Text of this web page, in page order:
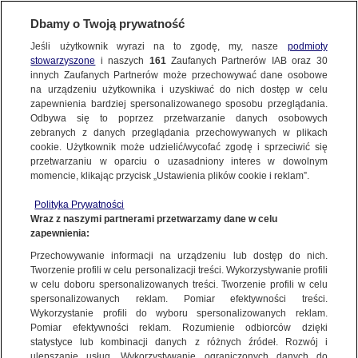
KONTAKT24|NAJNOWSZE
Wypadek nieoznakowanego radiowozu
23 LUTEGO 2013 18:20
KONTAKT24
Wyślij Materiał
WYŚLIJ MATERIAŁ
NAJNOWSZE
GORĄCE TEMATY
WIĘCEJ
KANAŁY
Dzień dobry!
Jedno konto do wszystkich usług
Dbamy o Twoją prywatność
Jeśli użytkownik wyrazi na to zgodę, my, nasze podmioty
stowarzyszone i naszych 161Zaufanych Partnerów IAB oraz 30
innych Zaufanych Partnerów może przechowywać dane osobowe
na urządzeniu użytkownika i uzyskiwać do nich dostęp w celu
zapewnienia bardziej spersonalizowanego sposobu przeglądania.
Odbywa się to poprzez przetwarzanie danych osobowych
zebranych z danych przeglądania przechowywanych w plikach
cookie. Użytkownik może udzielić/wycofać zgodę i sprzeciwić się
przetwarzaniu w oparciu o uzasadniony interes w dowolnym
momencie, klikając przycisk „Ustawienia plików cookie i reklam”.
Polityka Prywatności
Wraz z naszymi partnerami przetwarzamy dane w celu
zapewnienia:
Przechowywanie informacji na urządzeniu lub dostęp do nich.
Tworzenie profili w celu personalizacji treści. Wykorzystywanie profili
w celu doboru spersonalizowanych treści. Tworzenie profili w celu
spersonalizowanych reklam. Pomiar efektywności treści.
Wykorzystanie profili do wyboru spersonalizowanych reklam.
Pomiar efektywności reklam. Rozumienie odbiorców dzięki
statystyce lub kombinacji danych z różnych źródeł. Rozwój i